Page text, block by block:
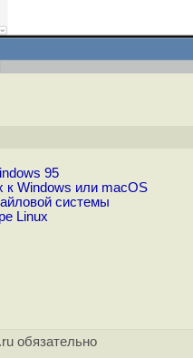
95
к Windows или macOS
системы
Linux
обязательно